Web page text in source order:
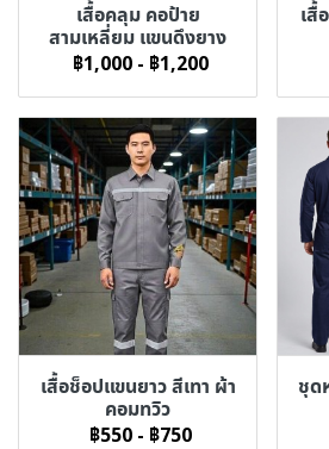
เสื้อคลุม คอป้าย
สามเหลี่ยม แขนดึงยาง
฿1,000 - ฿1,200
เสื้
เสื้อช็อปแขนยาว สีเทา ผ้า
คอมทวิว
฿550 - ฿750
ชุด